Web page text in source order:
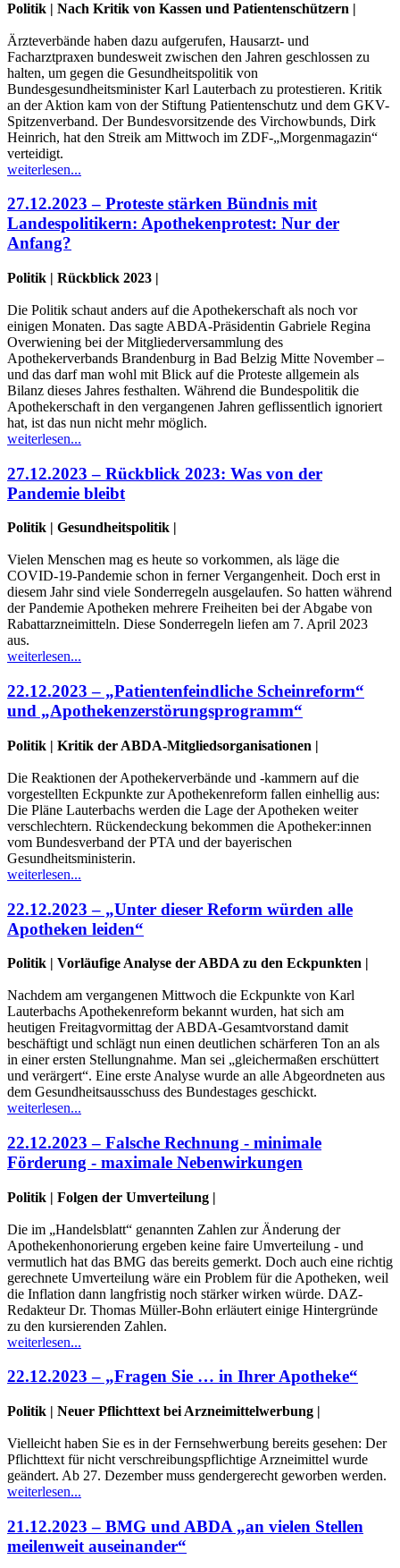
Politik | Nach Kritik von Kassen und Patientenschützern |
Ärzteverbände haben dazu aufgerufen, Hausarzt- und
Facharztpraxen bundesweit zwischen den Jahren geschlossen zu
halten, um gegen die Gesundheitspolitik von
Bundesgesundheitsminister Karl Lauterbach zu protestieren. Kritik
an der Aktion kam von der Stiftung Patientenschutz und dem GKV-
Spitzenverband. Der Bundesvorsitzende des Virchowbunds, Dirk
Heinrich, hat den Streik am Mittwoch im ZDF-„Morgenmagazin“
verteidigt.
weiterlesen...
27.12.2023 – Proteste stärken Bündnis mit
Landespolitikern: Apothekenprotest: Nur der
Anfang?
Politik | Rückblick 2023 |
Die Politik schaut anders auf die Apothekerschaft als noch vor
einigen Monaten. Das sagte ABDA-Präsidentin Gabriele Regina
Overwiening bei der Mitgliederversammlung des
Apothekerverbands Brandenburg in Bad Belzig Mitte November –
und das darf man wohl mit Blick auf die Proteste allgemein als
Bilanz dieses Jahres festhalten. Während die Bundespolitik die
Apothekerschaft in den vergangenen Jahren geflissentlich ignoriert
hat, ist das nun nicht mehr möglich.
weiterlesen...
27.12.2023 – Rückblick 2023: Was von der
Pandemie bleibt
Politik | Gesundheitspolitik |
Vielen Menschen mag es heute so vorkommen, als läge die
COVID-19-Pandemie schon in ferner Vergangenheit. Doch erst in
diesem Jahr sind viele Sonderregeln ausgelaufen. So hatten während
der Pandemie Apotheken mehrere Freiheiten bei der Abgabe von
Rabattarzneimitteln. Diese Sonderregeln liefen am 7. April 2023
aus.
weiterlesen...
22.12.2023 – „Patientenfeindliche Scheinreform“
und „Apothekenzerstörungsprogramm“
Politik | Kritik der ABDA-Mitgliedsorganisationen |
Die Reaktionen der Apothekerverbände und -kammern auf die
vorgestellten Eckpunkte zur Apothekenreform fallen einhellig aus:
Die Pläne Lauterbachs werden die Lage der Apotheken weiter
verschlechtern. Rückendeckung bekommen die Apotheker:innen
vom Bundesverband der PTA und der bayerischen
Gesundheitsministerin.
weiterlesen...
22.12.2023 – „Unter dieser Reform würden alle
Apotheken leiden“
Politik | Vorläufige Analyse der ABDA zu den Eckpunkten |
Nachdem am vergangenen Mittwoch die Eckpunkte von Karl
Lauterbachs Apothekenreform bekannt wurden, hat sich am
heutigen Freitagvormittag der ABDA-Gesamtvorstand damit
beschäftigt und schlägt nun einen deutlichen schärferen Ton an als
in einer ersten Stellungnahme. Man sei „gleichermaßen erschüttert
und verärgert“. Eine erste Analyse wurde an alle Abgeordneten aus
dem Gesundheitsausschuss des Bundestages geschickt.
weiterlesen...
22.12.2023 – Falsche Rechnung - minimale
Förderung - maximale Nebenwirkungen
Politik | Folgen der Umverteilung |
Die im „Handelsblatt“ genannten Zahlen zur Änderung der
Apothekenhonorierung ergeben keine faire Umverteilung - und
vermutlich hat das BMG das bereits gemerkt. Doch auch eine richtig
gerechnete Umverteilung wäre ein Problem für die Apotheken, weil
die Inflation dann langfristig noch stärker wirken würde. DAZ-
Redakteur Dr. Thomas Müller-Bohn erläutert einige Hintergründe
zu den kursierenden Zahlen.
weiterlesen...
22.12.2023 – „Fragen Sie … in Ihrer Apotheke“
Politik | Neuer Pflichttext bei Arzneimittelwerbung |
Vielleicht haben Sie es in der Fernsehwerbung bereits gesehen: Der
Pflichttext für nicht verschreibungspflichtige Arzneimittel wurde
geändert. Ab 27. Dezember muss gendergerecht geworben werden.
weiterlesen...
21.12.2023 – BMG und ABDA „an vielen Stellen
meilenweit auseinander“